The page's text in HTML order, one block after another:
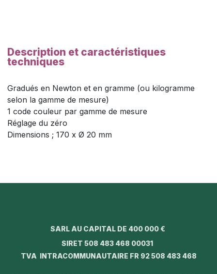
Description et caractéristiques
techniques
Gradués en Newton et en gramme (ou kilogramme
selon la gamme de mesure)
1 code couleur par gamme de mesure
Réglage du zéro
Dimensions ; 170 x Ø 20 mm
SARL AU CAPITAL DE 400 000 €
SIRET 508 483 468 00031
TVA INTRACOMMUNAUTAIRE FR 92 508 483 468